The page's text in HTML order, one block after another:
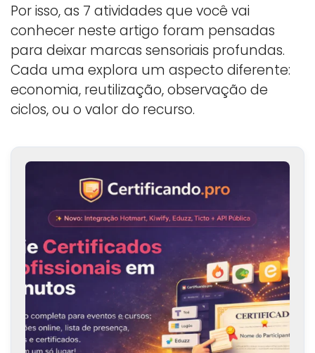
Por isso, as 7 atividades que você vai
conhecer neste artigo foram pensadas
para deixar marcas sensoriais profundas.
Cada uma explora um aspecto diferente:
economia, reutilização, observação de
ciclos, ou o valor do recurso.